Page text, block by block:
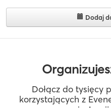
Dodaj
Dołącz do tysięcy
korzystających z